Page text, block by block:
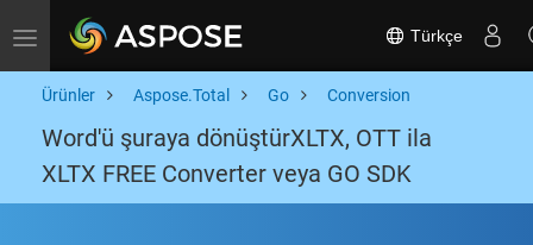
Toggle navigation Türkçe
Ürünler Aspose.Total Go Conversion
Word'ü şuraya dönüştürXLTX, OTT ila
XLTX FREE Converter veya GO SDK